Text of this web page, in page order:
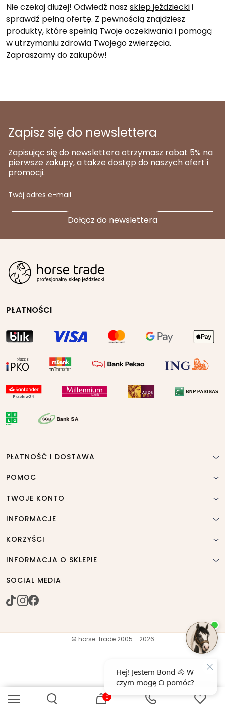
0
Nie czekaj dłużej! Odwiedź nasz sklep jeździeckii
sprawdź pełną ofertę. Z pewnością znajdziesz
produkty, które spełnią Twoje oczekiwania i pomogą
w utrzymaniu zdrowia Twojego zwierzęcia.
Zapraszamy do zakupów!
Zapisz się do newslettera
Zapisując się do newslettera otrzymasz rabat 5% na
pierwsze zakupy, a także dostęp do naszych ofert i
promocji.
Twój adres e-mail
PŁATNOŚCI
PŁATNOŚĆ I DOSTAWA
POMOC
TWOJE KONTO
INFORMACJE
KORZYŚCI
INFORMACJA O SKLEPIE
SOCIAL MEDIA
© horse-trade 2005 - 2026